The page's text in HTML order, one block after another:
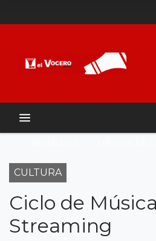
CULTURA
Ciclo de
Streaming